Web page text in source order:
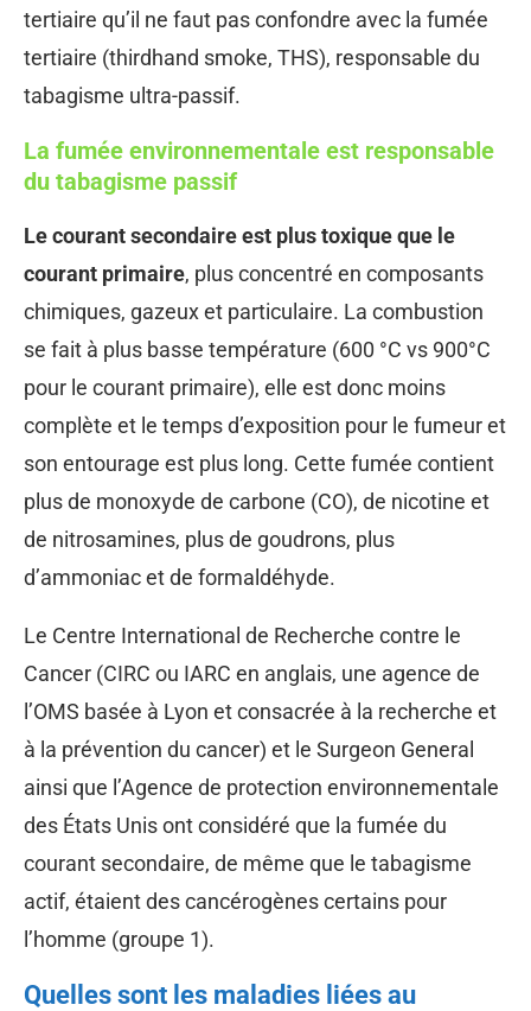
tertiaire qu’il ne faut pas confondre avec la fumée
tertiaire (thirdhand smoke, THS), responsable du
tabagisme ultra-passif.
La fumée environnementale est responsable
du tabagisme passif
Le courant secondaire est plus toxique que le
courant primaire, plus concentré en composants
chimiques, gazeux et particulaire. La combustion
se fait à plus basse température (600 °C vs 900°C
pour le courant primaire), elle est donc moins
complète et le temps d’exposition pour le fumeur et
son entourage est plus long. Cette fumée contient
plus de monoxyde de carbone (CO), de nicotine et
de nitrosamines, plus de goudrons, plus
d’ammoniac et de formaldéhyde.
Le Centre International de Recherche contre le
Cancer (CIRC ou IARC en anglais, une agence de
l’OMS basée à Lyon et consacrée à la recherche et
à la prévention du cancer) et le Surgeon General
ainsi que l’Agence de protection environnementale
des États Unis ont considéré que la fumée du
courant secondaire, de même que le tabagisme
actif, étaient des cancérogènes certains pour
l’homme (groupe 1).
Quelles sont les maladies liées au